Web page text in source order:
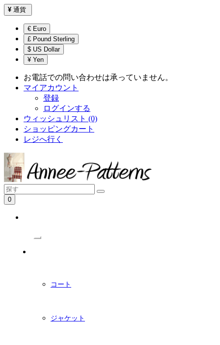
¥ 通貨
€ Euro
£ Pound Sterling
$ US Dollar
¥ Yen
お電話での問い合わせは承っていません。
マイアカウント
登録
ログインする
ウィッシュリスト (0)
ショッピングカート
レジへ行く
0
コート
ジャケット